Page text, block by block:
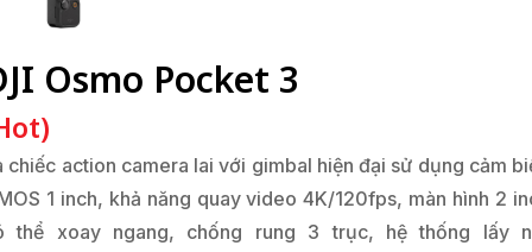
Osmo Pocket 3
chiếc action camera lai với gimbal hiện đại sử dụng cảm
1 inch, khả năng quay video 4K/120fps, màn hình 2
thể xoay ngang, chống rung 3 trục, hệ thống lấy